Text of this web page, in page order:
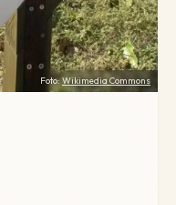
Foto:Wikimedia Commons